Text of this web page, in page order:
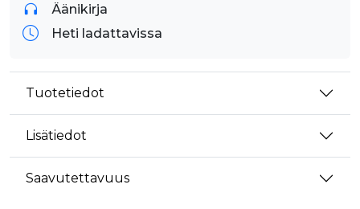
Äänikirja
Heti ladattavissa
Tuotetiedot
Lisätiedot
Saavutettavuus